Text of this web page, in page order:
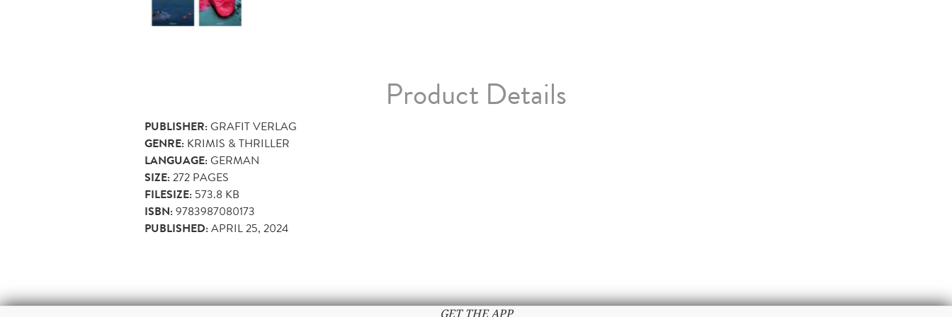
Product Details
PUBLISHER:GRAFIT VERLAG
GENRE: KRIMIS & THRILLER
LANGUAGE:GERMAN
SIZE:272 PAGES
FILESIZE: 573.8 KB
ISBN:9783987080173
PUBLISHED:APRIL 25, 2024